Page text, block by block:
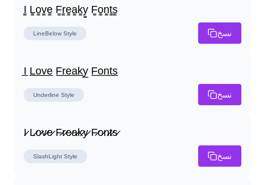
I̳ L̳o̳v̳e̳ F̳r̳e̳a̳k̳y̳ F̳o̳n̳t̳s̳
LineBelow Style نسخ
I̲ L̲o̲v̲e̲ F̲r̲e̲a̲k̲y̲ F̲o̲n̲t̲s̲
Underline Style نسخ
I̷ L̷o̷v̷e̷ F̷r̷e̷a̷k̷y̷ F̷o̷n̷t̷s̷
SlashLight Style نسخ